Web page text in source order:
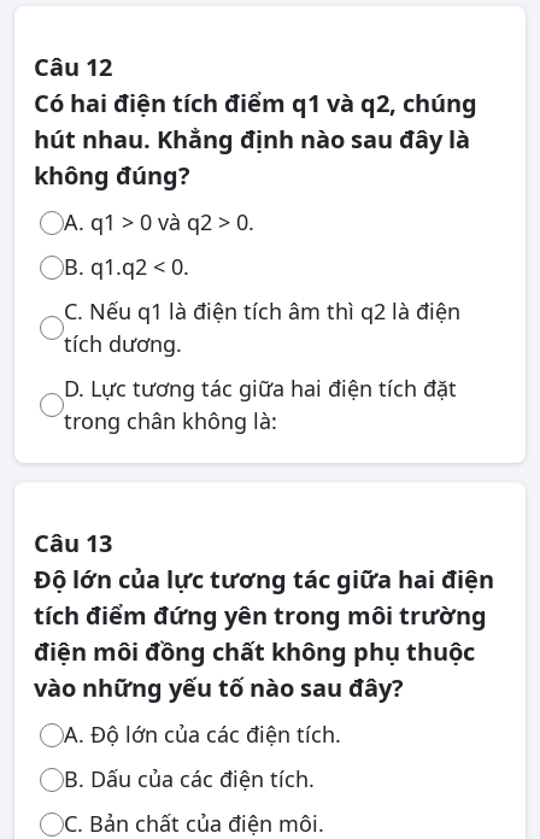
Câu 12
Có hai điện tích điểm q1 và q2, chúng
hút nhau. Khẳng định nào sau đây là
không đúng?
A. q1 > 0 và q2 > 0.
B. q1.q2 < 0.
C. Nếu q1 là điện tích âm thì q2 là điện
tích dương.
D. Lực tương tác giữa hai điện tích đặt
trong chân không là:
Câu 13
Độ lớn của lực tương tác giữa hai điện
tích điểm đứng yên trong môi trường
điện môi đồng chất không phụ thuộc
vào những yếu tố nào sau đây?
A. Độ lớn của các điện tích.
B. Dấu của các điện tích.
C. Bản chất của điện môi.